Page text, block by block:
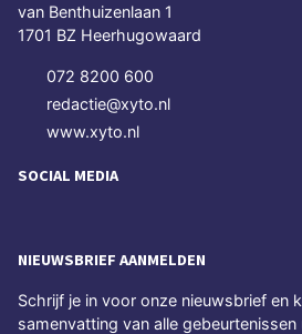
van Benthuizenlaan 1
1701 BZ Heerhugowaard
072 8200 600
redactie@xyto.nl
www.xyto.nl
SOCIAL MEDIA
NIEUWSBRIEF AANMELDEN
Schrijf je in voor onze nieuwsbrief en
samenvatting van alle